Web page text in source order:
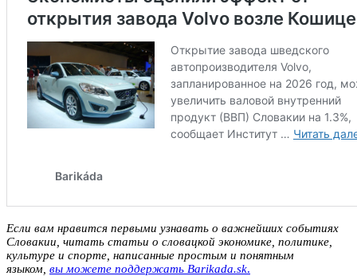
Если вам нравится первыми узнавать о важнейших событиях
Словакии, читать статьи о словацкой экономике, политике,
культуре и спорте, написанные простым и понятным
языком, вы можете поддержать Barikada.sk.